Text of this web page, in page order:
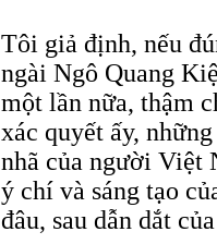
Tôi giả định, nếu
ngài Ngô Quang
một lần nữa, thậm
xác quyết ấy,
nhã của người Việt
ý chí và sáng tạo
đâu, sau dẫn dắt